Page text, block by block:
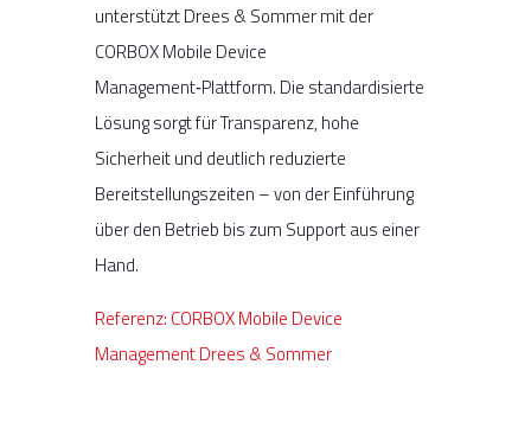
unterstützt Drees & Sommer mit der
CORBOX Mobile Device
Management‑Plattform. Die standardisierte
Lösung sorgt für Transparenz, hohe
Sicherheit und deutlich reduzierte
Bereitstellungszeiten – von der Einführung
über den Betrieb bis zum Support aus einer
Hand.
Referenz: CORBOX Mobile Device
Management Drees & Sommer